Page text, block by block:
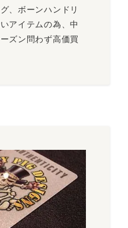
。より手錠感が感じられる
グの定番モデルハンドカフ
なっております。
買取
たリングです。作品のファ
取相場も安定した需要を持
買取
、ボーンハンドリ
アイテムの為、中
ズン問わず高価買